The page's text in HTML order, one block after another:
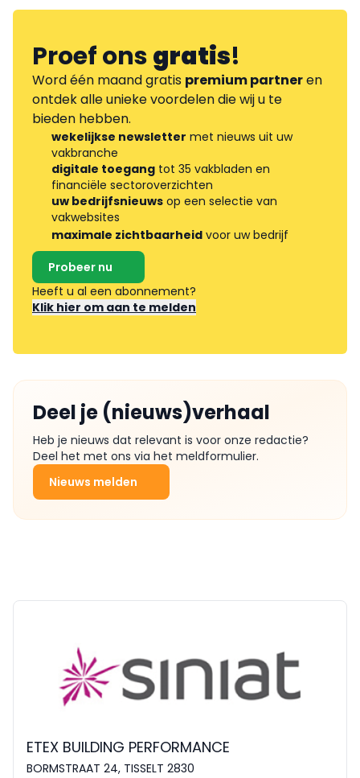
Proef onsgratis!
Word één maand gratis premium partneren
ontdek alle unieke voordelen die wij u te
bieden hebben.
wekelijkse newsletter met nieuws uit uw
vakbranche
digitale toegang tot 35 vakbladen en
financiële sectoroverzichten
uw bedrijfsnieuws op een selectie van
vakwebsites
maximale zichtbaarheid voor uw bedrijf
Probeer nu
Heeft u al een abonnement?
Klik hier om aan te melden
Deel je (nieuws)verhaal
Heb je nieuws dat relevant is voor onze redactie?
Deel het met ons via het meldformulier.
Nieuws melden
ETEX BUILDING PERFORMANCE
BORMSTRAAT 24, TISSELT 2830